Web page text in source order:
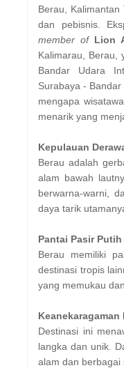
Berau,
dan pebisnis.
member of Lion
Kalimarau, Berau,
Bandar Udara
Surabaya -
mengapa
menarik yang
Kepulauan
Berau adalah
alam bawah
berwarna-warni,
daya tarik
Pantai Pasir
Berau memiliki
destinasi tropis
yang memukau
Keanekaragaman
Destinasi ini
langka dan unik.
alam dan berbagai